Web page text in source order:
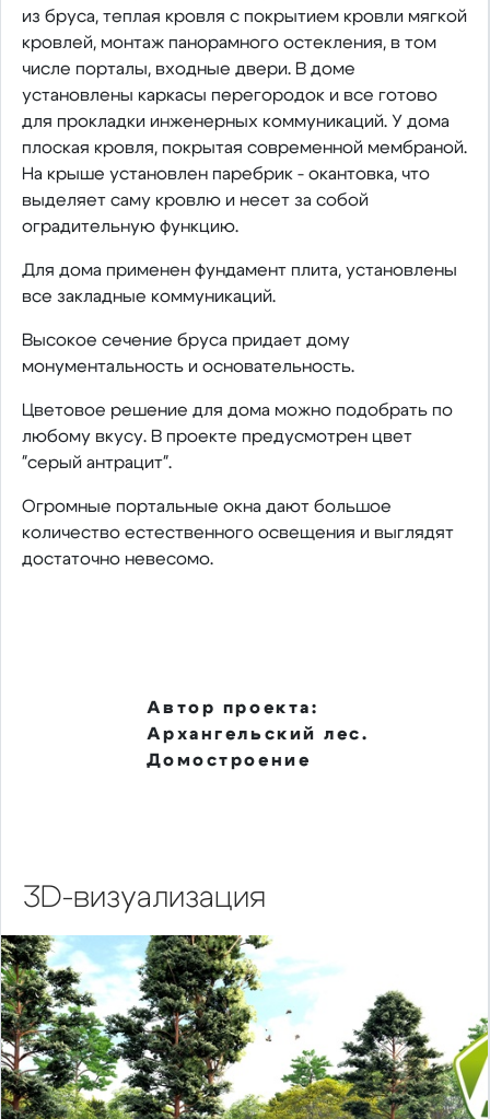
из бруса, теплая кровля с покрытием кровли мягкой
кровлей, монтаж панорамного остекления, в том
числе порталы, входные двери. В доме
установлены каркасы перегородок и все готово
для прокладки инженерных коммуникаций. У дома
плоская кровля, покрытая современной мембраной.
На крыше установлен паребрик - окантовка, что
выделяет саму кровлю и несет за собой
оградительную функцию.
Для дома применен фундамент плита, установлены
все закладные коммуникаций.
Высокое сечение бруса придает дому
монументальность и основательность.
Цветовое решение для дома можно подобрать по
любому вкусу. В проекте предусмотрен цвет
"серый антрацит".
Огромные портальные окна дают большое
количество естественного освещения и выглядят
достаточно невесомо.
Автор проекта:
Архангельский лес.
Домостроение
3D-визуализация